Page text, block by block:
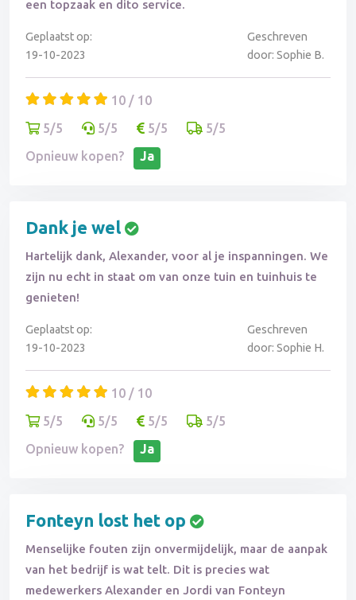
een topzaak en dito service.
Geplaatst op:
19-10-2023
Geschreven
door: Sophie B.
10 / 10
5/5
5/5 5/5
5/5
Opnieuw kopen?
Ja
Dank je wel
Hartelijk dank, Alexander, voor al je inspanningen. We
zijn nu echt in staat om van onze tuin en tuinhuis te
genieten!
Geplaatst op:
19-10-2023
Geschreven
door: Sophie H.
10 / 10
5/5
5/5 5/5
5/5
Opnieuw kopen?
Ja
Fonteyn lost het op
Menselijke fouten zijn onvermijdelijk, maar de aanpak
van het bedrijf is wat telt. Dit is precies wat
medewerkers Alexander en Jordi van Fonteyn